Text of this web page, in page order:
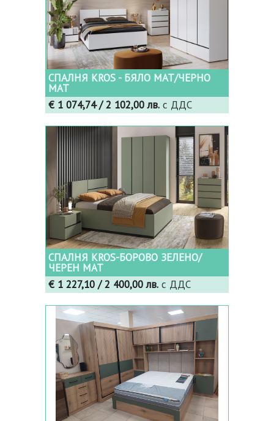
СПАЛНЯ KROS - БЯЛО МАТ/ЧЕРНО
МАТ
€ 1 074,74 / 2 102,00 лв. с ДДС
СПАЛНЯ KROS-БОРОВО ЗЕЛЕНО/
ЧЕРЕН МАТ
€ 1 227,10 / 2 400,00 лв. с ДДС